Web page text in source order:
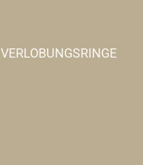
VERLOBUNGSRINGE